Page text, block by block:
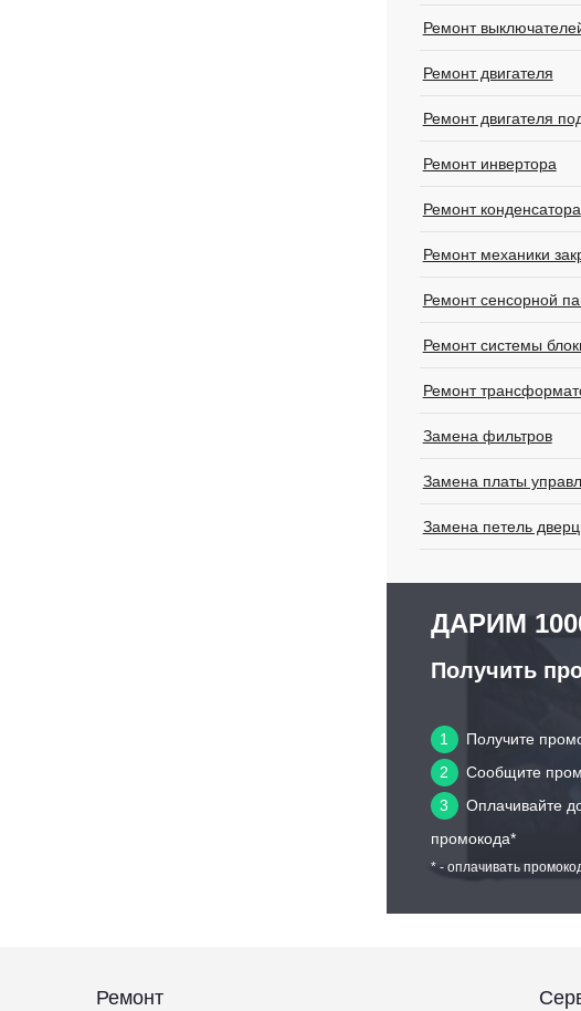
Ремонт
Ремонт двигателя
Ремонт двигателя
Ремонт инвертора
Ремонт конденсатора
Ремонт механики
Ремонт сенсорной
Ремонт системы
Ремонт
Замена фильтров
Замена платы
Замена петель
ДАРИМ
Получить
1
Получите
2
Сообщите
3
Оплачивайте
промокода*
* - оплачивать
Ремонт